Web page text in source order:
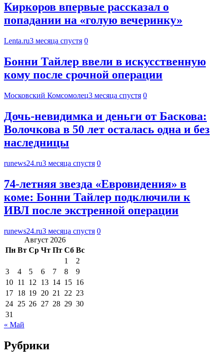
Киркоров впервые рассказал о
попадании на «голую вечеринку»
Lenta.ru3 месяца спустя 0
Бонни Тайлер ввели в искусственную
кому после срочной операции
Московский Комсомолец3 месяца спустя 0
Дочь-невидимка и деньги от Баскова:
Волочкова в 50 лет осталась одна и без
наследницы
runews24.ru3 месяца спустя 0
74-летняя звезда «Евровидения» в
коме: Бонни Тайлер подключили к
ИВЛ после экстренной операции
runews24.ru3 месяца спустя 0
Август 2026
Пн Вт Ср Чт Пт Сб Вс
1
2
3
4 5 6 7 8
9
10 11 12 13 14 15 16
17 18 19 20 21 22 23
24 25 26 27 28 29 30
31
« Май
Рубрики